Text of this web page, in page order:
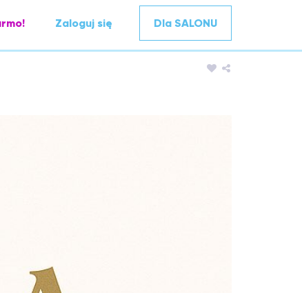
Zaloguj się Dla SALONU